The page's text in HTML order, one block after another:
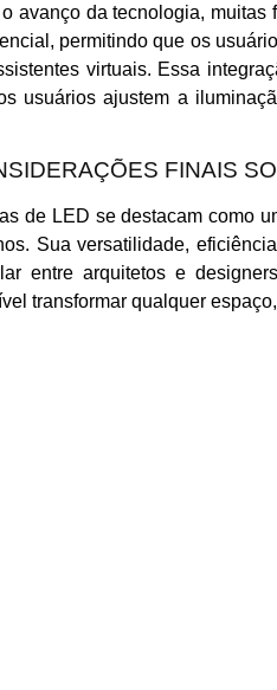
avanço da tecnologia, muitas
permitindo que os
virtuais. Essa
usuários ajustem a
FINAIS
de LED se destacam como
Sua versatilidade,
entre arquitetos e
transformar qualquer